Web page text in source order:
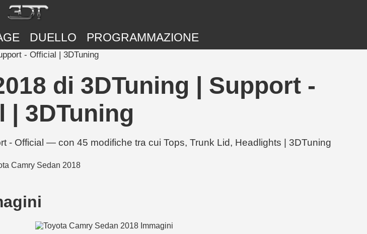
DUELLO PROGRAMMAZIONE
- Official | 3DTuning
di 3DTuning | Support -
| 3DTuning
- Official — con 45 modifiche tra cui Tops, Trunk Lid, Headlights | 3DTuning